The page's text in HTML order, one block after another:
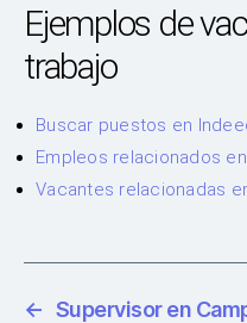
Ejemplos de
trabajo
Buscar puestos en
Empleos relacionados
Vacantes relacionadas
← Supervisor en